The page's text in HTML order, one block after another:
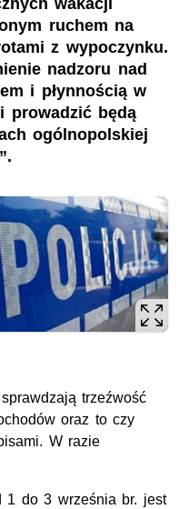
wakacji
ruchem na
z wypoczynku.
nadzoru nad
i płynnością w
prowadzić będą
ogólnopolskiej
trzeźwość
oraz to czy
W razie
1 do 3 września br. jest